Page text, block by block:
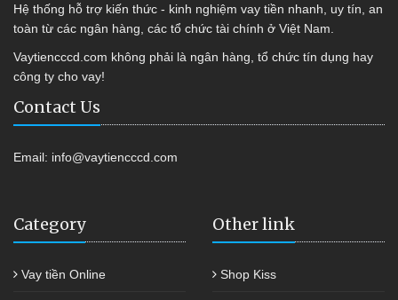
Hệ thống hỗ trợ kiến thức - kinh nghiệm vay tiền nhanh, uy tín, an
toàn từ các ngân hàng, các tổ chức tài chính ở Việt Nam.
Vaytiencccd.com không phải là ngân hàng, tổ chức tín dụng hay
công ty cho vay!
Contact Us
Email: info@vaytiencccd.com
Category
Vay tiền Online
Other link
Shop Kiss